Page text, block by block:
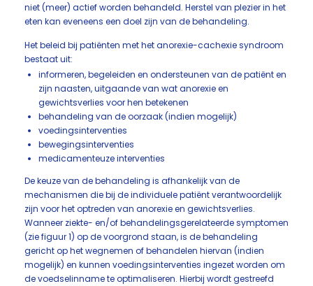
niet (meer) actief worden behandeld. Herstel van plezier in het
eten kan eveneens een doel zijn van de behandeling.
Het beleid bij patiënten met het anorexie-cachexie syndroom
bestaat uit:
informeren, begeleiden en ondersteunen van de patiënt en
zijn naasten, uitgaande van wat anorexie en
gewichtsverlies voor hen betekenen
behandeling van de oorzaak (indien mogelijk)
voedingsinterventies
bewegingsinterventies
medicamenteuze interventies
De keuze van de behandeling is afhankelijk van de
mechanismen die bij de individuele patiënt verantwoordelijk
zijn voor het optreden van anorexie en gewichtsverlies.
Wanneer ziekte- en/of behandelingsgerelateerde symptomen
(zie figuur 1) op de voorgrond staan, is de behandeling
gericht op het wegnemen of behandelen hiervan (indien
mogelijk) en kunnen voedingsinterventies ingezet worden om
de voedselinname te optimaliseren. Hierbij wordt gestreefd